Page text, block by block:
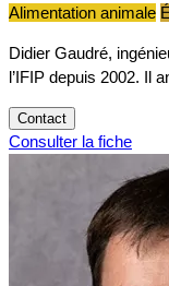
Alimentation animale
Didier Gaudré,
l’IFIP depuis 2002. Il
Contact
Consulter la fiche